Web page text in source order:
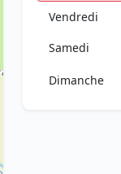
Vendredi
Samedi
Dimanche